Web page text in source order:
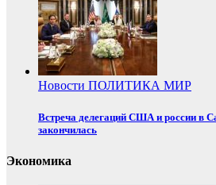
Новости ПОЛИТИКА МИР
Встреча делегаций США и россии в
закончилась
Экономика